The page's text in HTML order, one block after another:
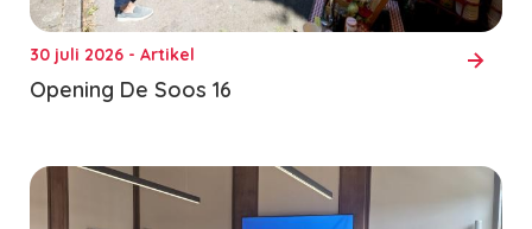
30 juli 2026 - Artikel
Opening De Soos 16